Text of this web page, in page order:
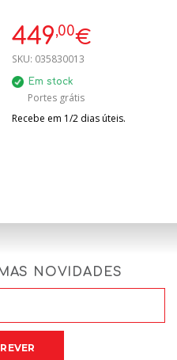
FRENTE PRETO
449,00€
SKU: 035830013
Em stock
Portes grátis
Recebe em 1/2 dias úteis.
NOVIDADES